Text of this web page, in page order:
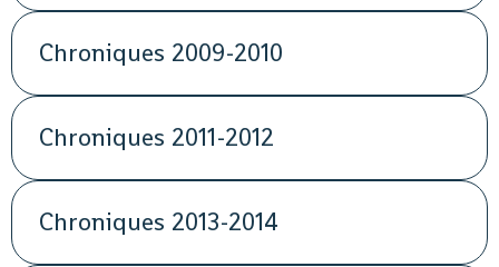
Chroniques 2009-2010
Chroniques 2011-2012
Chroniques 2013-2014